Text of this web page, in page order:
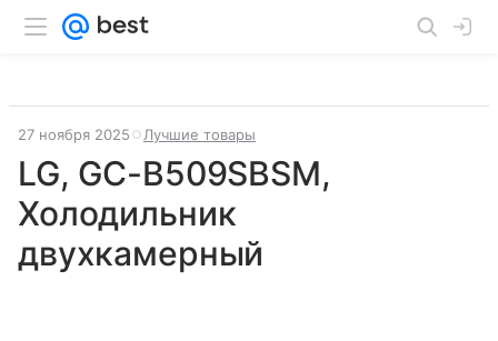
27 ноября 2025 Лучшие товары
LG, GC-B509SBSM,
Холодильник
двухкамерный